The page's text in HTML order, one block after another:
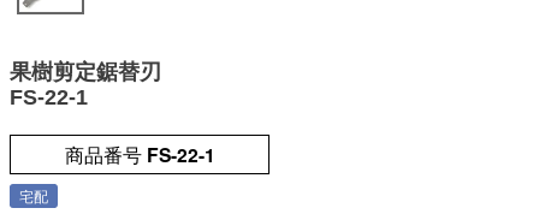
果樹剪定鋸替刃
FS-22-1
商品番号 FS-22-1
宅配